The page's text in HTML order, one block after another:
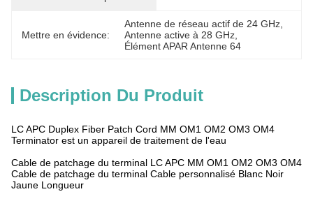
Mettre en évidence:
Antenne de réseau actif de 24 GHz
Antenne active à 28 GHz
Élément APAR Antenne 64
Description Du Produit
LC APC Duplex Fiber Patch Cord MM OM1 OM2 OM3 OM4
Terminator est un appareil de traitement de l'eau
Cable de patchage du terminal LC APC MM OM1 OM2 OM3 OM4
Cable de patchage du terminal Cable personnalisé Blanc Noir
Jaune Longueur